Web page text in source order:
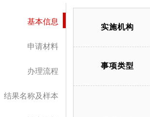
基本信息
申请材料
办理流程
结果名称及样本
实施机构
事项类型